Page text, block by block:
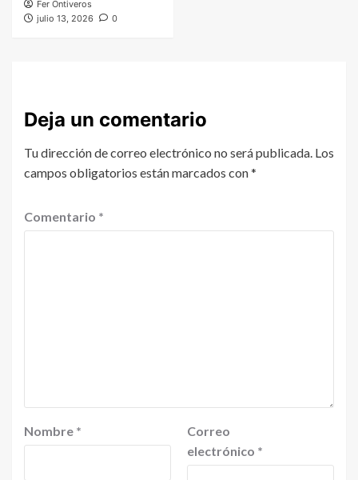
Fer Ontiveros
julio 13, 2026
0
Deja un comentario
Tu dirección de correo electrónico no será publicada. Los
campos obligatorios están marcados con*
Comentario *
Nombre *
Correo
electrónico *